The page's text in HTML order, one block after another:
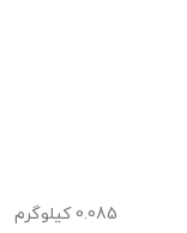
0.085 کیلوگرم